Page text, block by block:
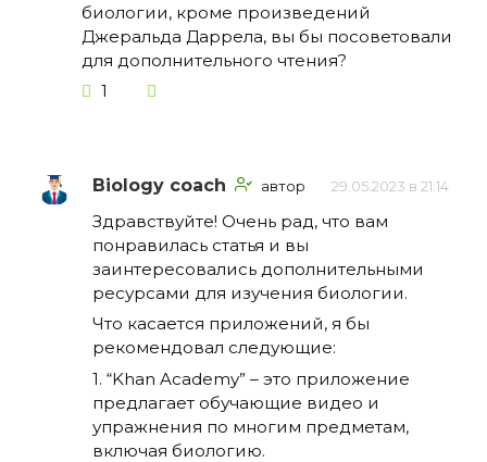
биологии, кроме произведений
Джеральда Даррела, вы бы посоветовали
для дополнительного чтения?
1
Biology coach автор 29.05.2023 в 21:14
Здравствуйте! Очень рад, что вам
понравилась статья и вы
заинтересовались дополнительными
ресурсами для изучения биологии.
Что касается приложений, я бы
рекомендовал следующие:
1. “Khan Academy” – это приложение
предлагает обучающие видео и
упражнения по многим предметам,
включая биологию.